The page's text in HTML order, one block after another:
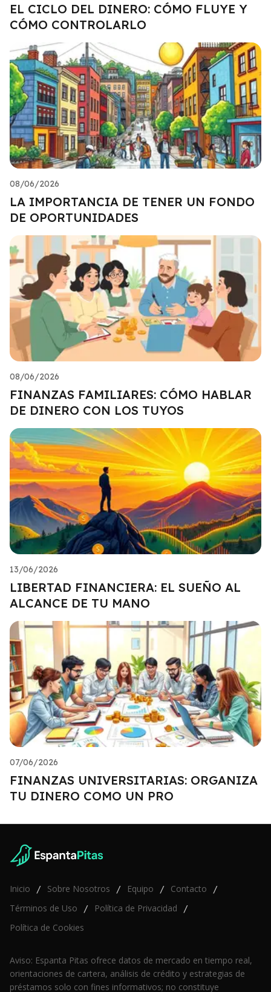
EL CICLO DEL DINERO: CÓMO FLUYE Y
CÓMO CONTROLARLO
08/06/2026
LA IMPORTANCIA DE TENER UN FONDO
DE OPORTUNIDADES
08/06/2026
FINANZAS FAMILIARES: CÓMO HABLAR
DE DINERO CON LOS TUYOS
13/06/2026
LIBERTAD FINANCIERA: EL SUEÑO AL
ALCANCE DE TU MANO
07/06/2026
FINANZAS UNIVERSITARIAS: ORGANIZA
TU DINERO COMO UN PRO
Inicio / Sobre Nosotros / Equipo / Contacto /
Términos de Uso / Política de Privacidad /
Política de Cookies
Aviso: Espanta Pitas ofrece datos de mercado en tiempo real,
orientaciones de cartera, análisis de crédito y estrategias de
préstamos solo con fines informativos; no constituye